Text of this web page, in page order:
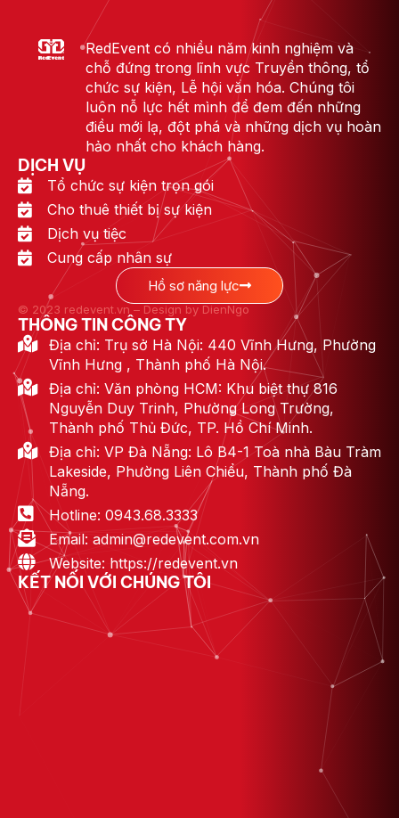
RedEvent có nhiều năm kinh nghiệm và
chỗ đứng trong lĩnh vực Truyền thông, tổ
chức sự kiện, Lễ hội văn hóa. Chúng tôi
luôn nỗ lực hết mình để đem đến những
điều mới lạ, đột phá và những dịch vụ hoàn
hảo nhất cho khách hàng.
DỊCH VỤ
Tổ chức sự kiện trọn gói
Cho thuê thiết bị sự kiện
Dịch vụ tiệc
Cung cấp nhân sự
Hồ sơ năng lực
© 2023 redevent.vn – Design by DienNgo
THÔNG TIN CÔNG TY
Địa chỉ: Trụ sở Hà Nội: 440 Vĩnh Hưng, Phường
Vĩnh Hưng , Thành phố Hà Nội.
Địa chỉ: Văn phòng HCM: Khu biệt thự 816
Nguyễn Duy Trinh, Phường Long Trường,
Thành phố Thủ Đức, TP. Hồ Chí Minh.
Địa chỉ: VP Đà Nẵng: Lô B4-1 Toà nhà Bàu Tràm
Lakeside, Phường Liên Chiểu, Thành phố Đà
Nẵng.
Hotline: 0943.68.3333
Email: admin@redevent.com.vn
Website: https://redevent.vn
KẾT NỐI VỚI CHÚNG TÔI